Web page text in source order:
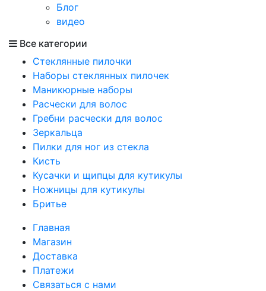
Блог
видео
Все категории
Стеклянные пилочки
Наборы стеклянных пилочек
Маникюрные наборы
Расчески для волос
Гребни расчески для волос
Зеркальца
Пилки для ног из стекла
Кисть
Кусачки и щипцы для кутикулы
Ножницы для кутикулы
Бритье
Главная
Магазин
Доставка
Платежи
Связаться с нами